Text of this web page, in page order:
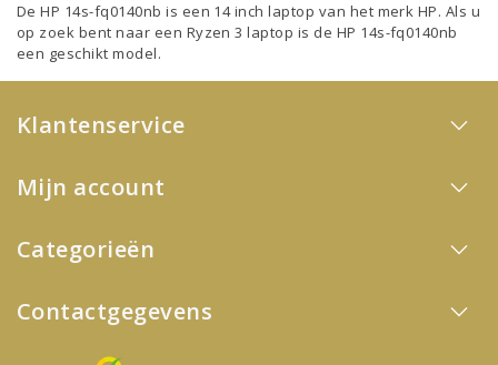
De HP 14s-fq0140nb is een 14 inch laptop van het merk HP. Als u
op zoek bent naar een Ryzen 3 laptop is de HP 14s-fq0140nb
een geschikt model.
Klantenservice
Mijn account
Categorieën
Contactgegevens